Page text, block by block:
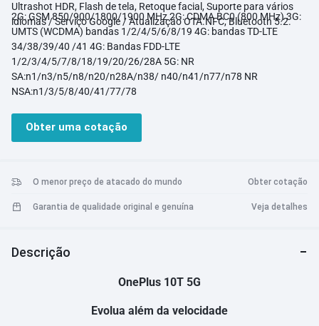
Ultrashot HDR, Flash de tela, Retoque facial, Suporte para vários
idiomas / Serviço Google / Atualização OTA.NFC, Bluetooth 5.2.
2G: GSM 850/900/1800/1900 MHz 2G: CDMA BC0 (800 MHz) 3G:
UMTS (WCDMA) bandas 1/2/4/5/6/8/19 4G: bandas TD-LTE
34/38/39/40 /41 4G: Bandas FDD-LTE
1/2/3/4/5/7/8/18/19/20/26/28A 5G: NR
SA:n1/n3/n5/n8/n20/n28A/n38/ n40/n41/n77/n78 NR
NSA:n1/3/5/8/40/41/77/78
Obter uma cotação
O menor preço de atacado do mundo Obter cotação
Garantia de qualidade original e genuína Veja detalhes
Descrição
OnePlus 10T 5G
Evolua além da velocidade